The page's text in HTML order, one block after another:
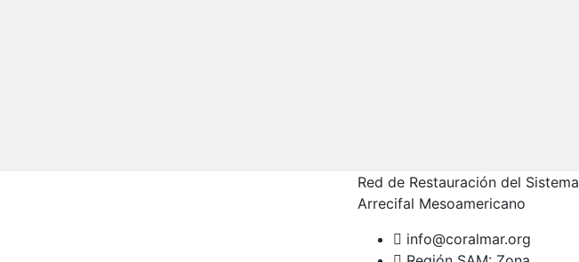
Red de Restauración del Sistema
Arrecifal Mesoamericano
info@coralmar.org